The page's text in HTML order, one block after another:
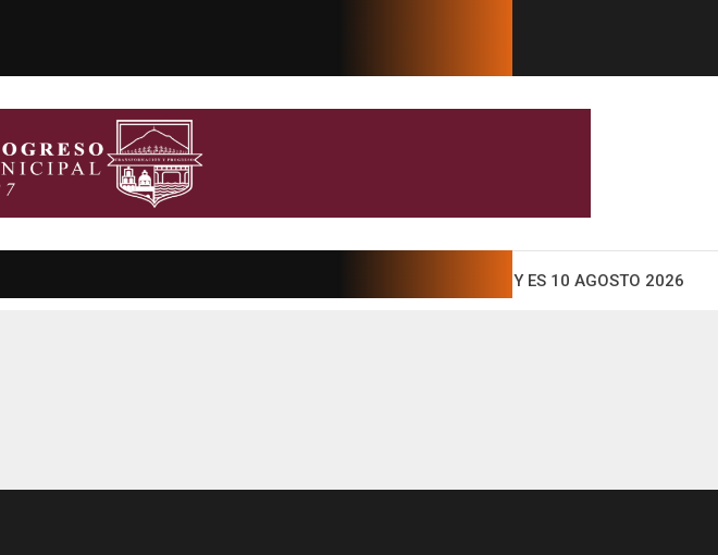
Claudia Sheinbaum propuso cambiarle el nombre a Paso...
HOY ES 10 AGOSTO 2026